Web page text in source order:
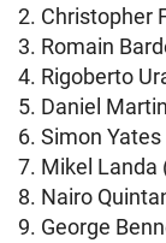
2. Christopher
3. Romain
4. Rigoberto
5. Daniel
6. Simon Yates
7. Mikel Landa
8. Nairo
9. George